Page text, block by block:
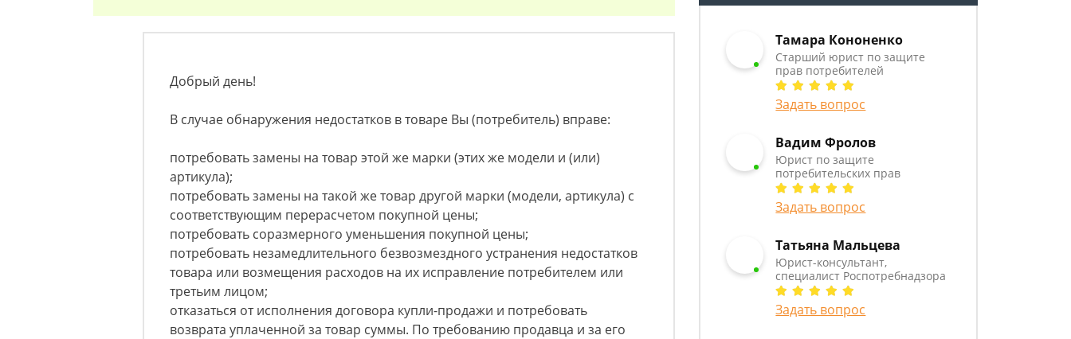
Добрый день!
В случае обнаружения недостатков в товаре Вы (потребитель) вправе:
потребовать замены на товар этой же марки (этих же модели и (или)
артикула);
потребовать замены на такой же товар другой марки (модели, артикула) с
соответствующим перерасчетом покупной цены;
потребовать соразмерного уменьшения покупной цены;
потребовать незамедлительного безвозмездного устранения недостатков
товара или возмещения расходов на их исправление потребителем или
третьим лицом;
отказаться от исполнения договора купли-продажи и потребовать
возврата уплаченной за товар суммы. По требованию продавца и за его
Тамара Кононенко
Старший юрист по защите
прав потребителей
Задать вопрос
Вадим Фролов
Юрист по защите
потребительских прав
Задать вопрос
Татьяна Мальцева
Юрист-консультант,
специалист Роспотребнадзора
Задать вопрос